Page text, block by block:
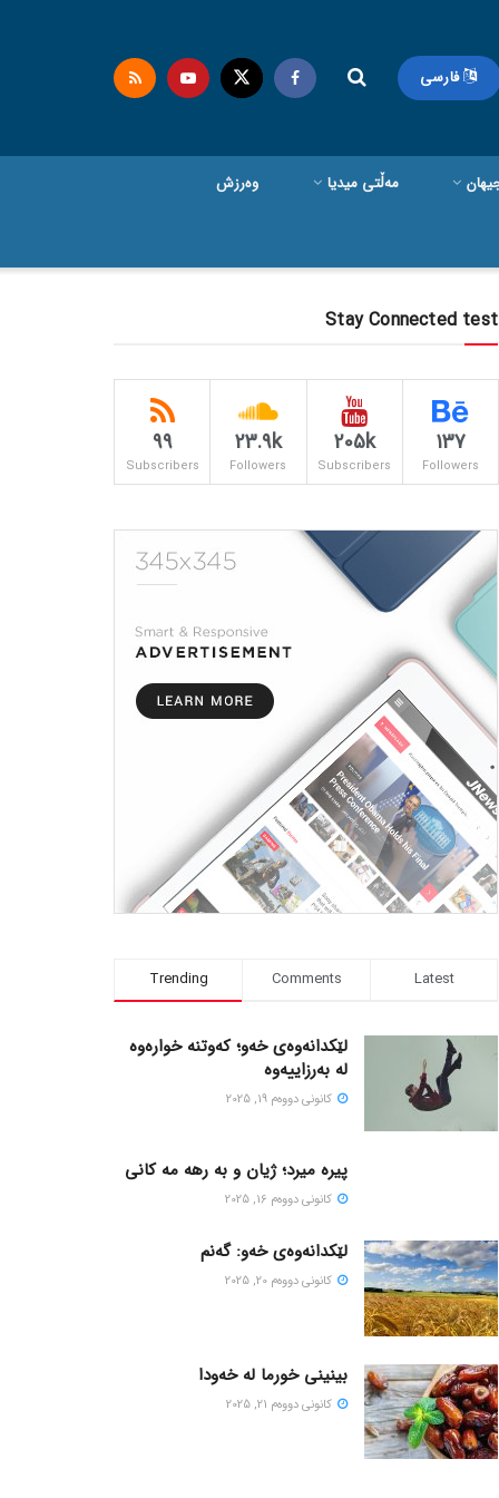
فارسی
مەڵتی میدیا وەرزش
Stay Connected test
137
Followers
205k
Subscribers
23.9k
Followers
99
Subscribers
Trending Comments Latest
لێکدانەوەی خەو؛ کەوتنە خوارەوە
لە بەرزاییەوە
كانونی دووه‌م 19, 2025
پیره میرد؛ ژیان و به رهه مه کانی
كانونی دووه‌م 16, 2025
لێکدانەوەی خەو: گەنم
كانونی دووه‌م 20, 2025
بینینی خورما لە خەودا
كانونی دووه‌م 21, 2025